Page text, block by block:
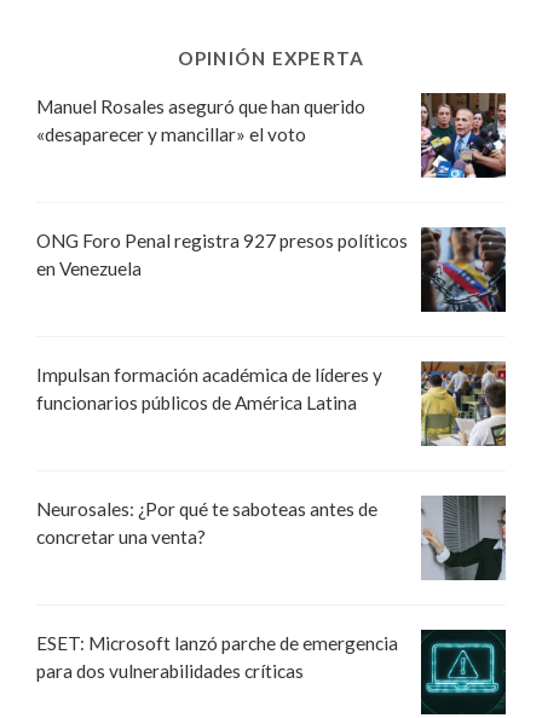
OPINIÓN EXPERTA
Manuel Rosales aseguró que han querido
«desaparecer y mancillar» el voto
ONG Foro Penal registra 927 presos políticos
en Venezuela
Impulsan formación académica de líderes y
funcionarios públicos de América Latina
Neurosales: ¿Por qué te saboteas antes de
concretar una venta?
ESET: Microsoft lanzó parche de emergencia
para dos vulnerabilidades críticas